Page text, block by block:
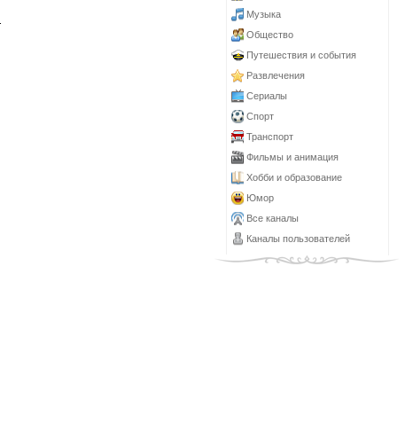
Музыка
Общество
Путешествия и события
Развлечения
Сериалы
Спорт
Транспорт
Фильмы и анимация
Хобби и образование
Юмор
Все каналы
Каналы пользователей